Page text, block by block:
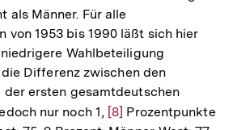
als Männer. Für alle
von 1953 bis 1990 läßt sich hier
Wahlbeteiligung
Differenz zwischen den
der ersten gesamtdeutschen
nur noch 1, Zur
[8] Prozentpunkte